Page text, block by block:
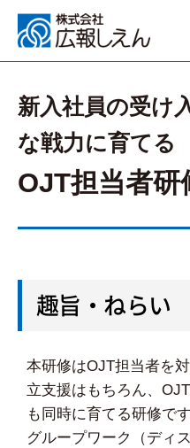
新入社員の受け
な戦力に育てる
OJT担当者研
趣旨・ねらい
本研修はOJT担当者を
立支援はもちろん、
も同時に育てる研修です
グループワーク（ディ